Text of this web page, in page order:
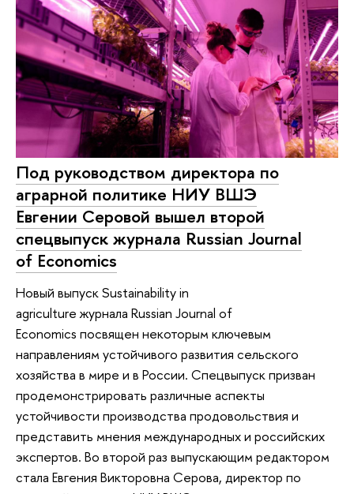
Под руководством директора по
аграрной политике НИУ ВШЭ
Евгении Серовой вышел второй
спецвыпуск журнала Russian Journal
of Economics
Новый выпуск Sustainability in
agriculture журнала Russian Journal of
Economics посвящен некоторым ключевым
направлениям устойчивого развития сельского
хозяйства в мире и в России. Спецвыпуск призван
продемонстрировать различные аспекты
устойчивости производства продовольствия и
представить мнения международных и российских
экспертов. Во второй раз выпускающим редактором
стала Евгения Викторовна Серова, директор по